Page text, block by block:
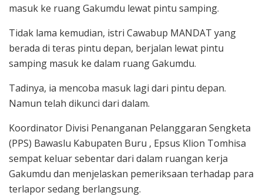
masuk ke ruang Gakumdu lewat pintu samping.
Tidak lama kemudian, istri Cawabup MANDAT yang
berada di teras pintu depan, berjalan lewat pintu
samping masuk ke dalam ruang Gakumdu.
Tadinya, ia mencoba masuk lagi dari pintu depan.
Namun telah dikunci dari dalam.
Koordinator Divisi Penanganan Pelanggaran Sengketa
(PPS) Bawaslu Kabupaten Buru , Epsus Klion Tomhisa
sempat keluar sebentar dari dalam ruangan kerja
Gakumdu dan menjelaskan pemeriksaan terhadap para
terlapor sedang berlangsung.